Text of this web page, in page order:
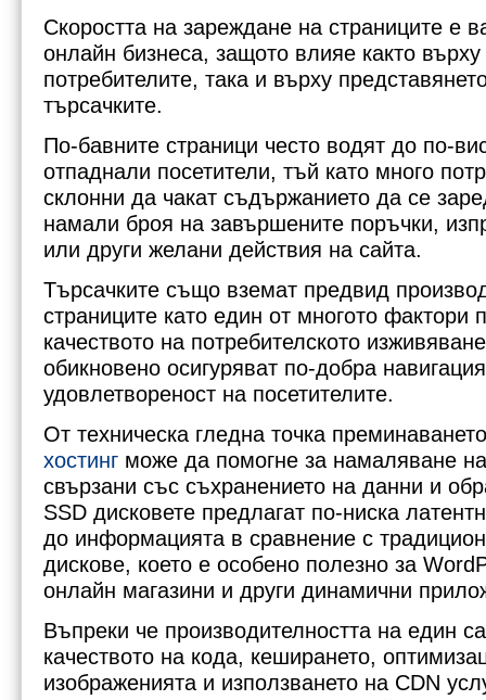
Скоростта на зареждане на страниците е
онлайн бизнеса, защото влияе както
потребителите, така и върху
търсачките.
По-бавните страници често водят до по-
отпаднали посетители, тъй като много
склонни да чакат съдържанието да се
намали броя на завършените поръчки,
или други желани действия на сайта.
Търсачките също вземат предвид
страниците като един от многото фактори
качеството на потребителското
обикновено осигуряват по-добра
удовлетвореност на посетителите.
От техническа гледна точка
хостинг може да помогне за намаляване
свързани със съхранението на данни и
SSD дисковете предлагат по-ниска
до информацията в сравнение с
дискове, което е особено полезно за
онлайн магазини и други динамични
Въпреки че производителността на един
качеството на кода, кеширането,
изображенията и използването на CDN